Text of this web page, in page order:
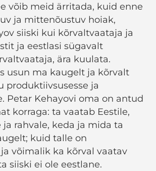
võib meid ärritada, kuid enne
ja mittenõustuv hoiak,
siiski kui kõrvaltvaataja ja
ja eestlasi sügavalt
ära kuulata.
usun ma kaugelt ja kõrvalt
produktiivsusesse ja
Petar Kehayovi oma on antud
korraga: ta vaatab Eestile,
rahvale, keda ja mida ta
kuid talle on
võimalik ka kõrval vaatav
siiski ei ole eestlane.